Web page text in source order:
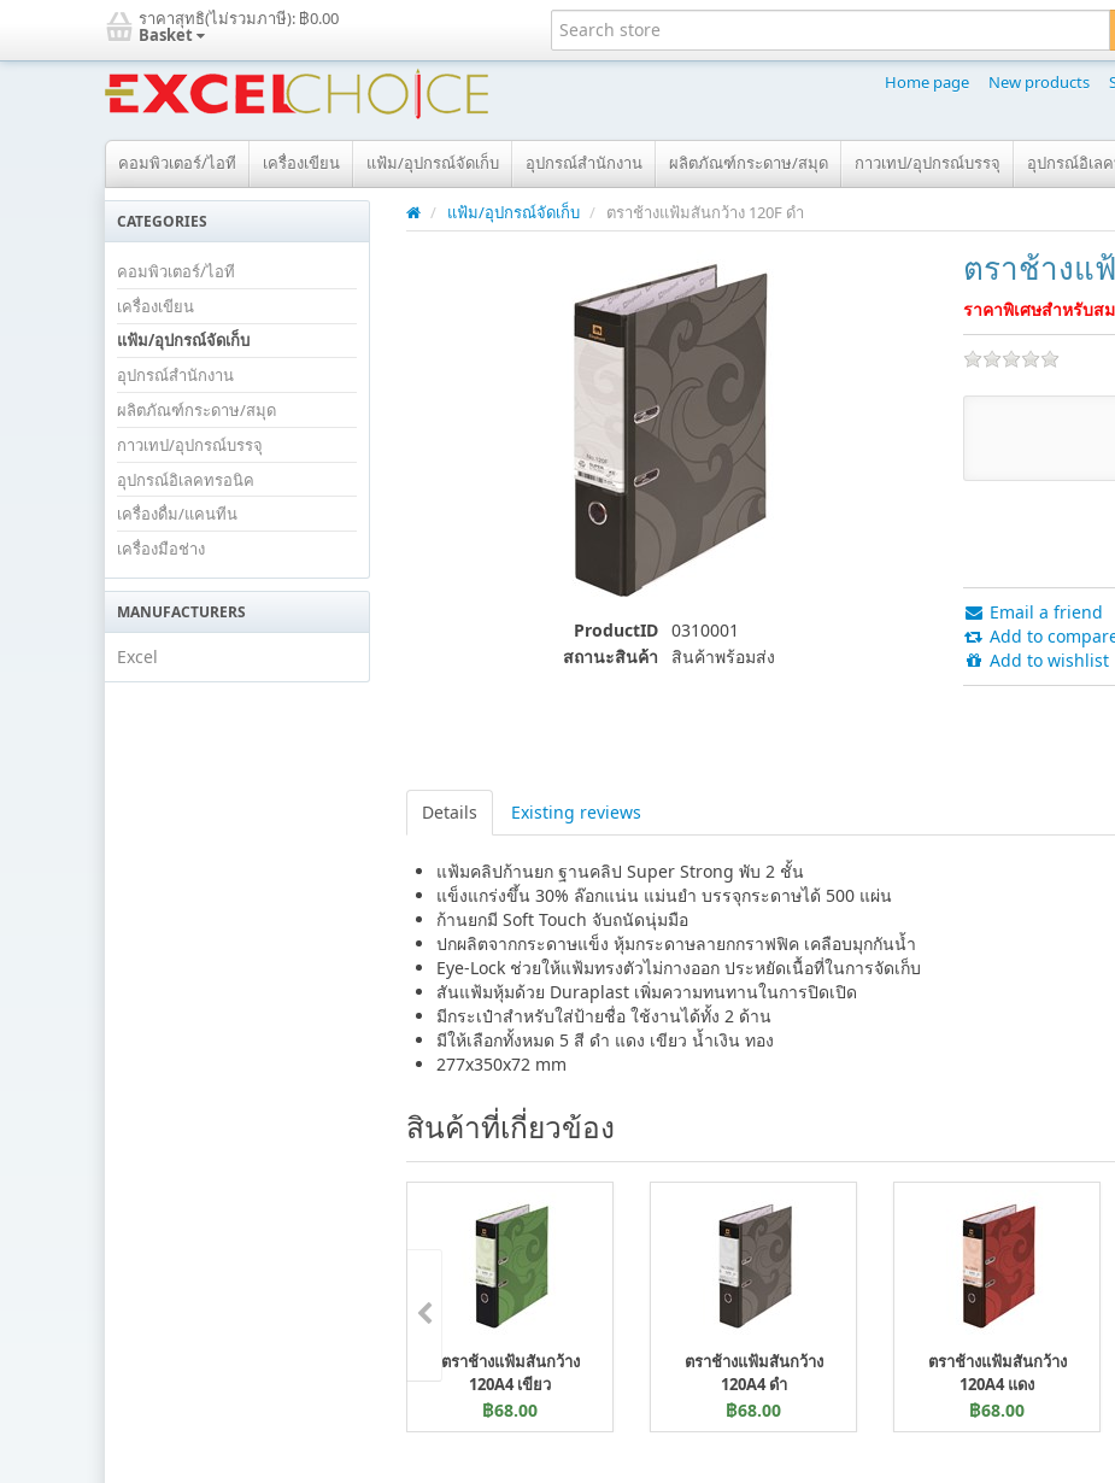
ราคาสุทธิ(ไม่รวมภาษี): ฿0.00
Basket
Home page New products
คอมพิวเตอร์/ไอที เครื่องเขียน แฟ้ม/อุปกรณ์จัดเก็บ อุปกรณ์สำนักงาน ผลิตภัณฑ์กระดาษ/สมุด กาวเทป/อุปกรณ์บรรจุ อุปกรณ์อิเล
CATEGORIES
คอมพิวเตอร์/ไอที
เครื่องเขียน
แฟ้ม/อุปกรณ์จัดเก็บ
อุปกรณ์สำนักงาน
ผลิตภัณฑ์กระดาษ/สมุด
กาวเทป/อุปกรณ์บรรจุ
อุปกรณ์อิเลคทรอนิค
เครื่องดื่ม/แคนทีน
เครื่องมือช่าง
MANUFACTURERS
Excel
/ แฟ้ม/อุปกรณ์จัดเก็บ / ตราช้างแฟ้มสันกว้าง 120F ดำ
ProductID 0310001
สถานะสินค้า
สินค้าพร้อมส่ง
ตราช้างแ
ราคาพิเศษสำหรับส
Email a friend
Add to
Add to wishlist
Details Existing reviews
แฟ้มคลิปก้านยก ฐานคลิป Super Strong พับ 2 ชั้น
แข็งแกร่งขึ้น 30% ล๊อกแน่น แม่นยำ บรรจุกระดาษได้ 500 แผ่น
ก้านยกมี Soft Touch จับถนัดนุ่มมือ
ปกผลิตจากกระดาษแข็ง หุ้มกระดาษลายกกราฟฟิค เคลือบมุกกันน้ำ
Eye-Lock ช่วยให้แฟ้มทรงตัวไม่กางออก ประหยัดเนื้อที่ในการจัดเก็บ
สันแฟ้มหุ้มด้วย Duraplast เพิ่มความทนทานในการปิดเปิด
มีกระเป๋าสำหรับใส่ป้ายชื่อ ใช้งานได้ทั้ง 2 ด้าน
มีให้เลือกทั้งหมด 5 สี ดำ แดง เขียว น้ำเงิน ทอง
277x350x72 mm
สินค้าที่เกี่ยวข้อง
ตราช้างแฟ้มสันกว้าง
120A4 เขียว
฿68.00
ตราช้างแฟ้มสันกว้าง
120A4 ดำ
฿68.00
ตราช้างแฟ้มสันกว้าง
120A4 แดง
฿68.00